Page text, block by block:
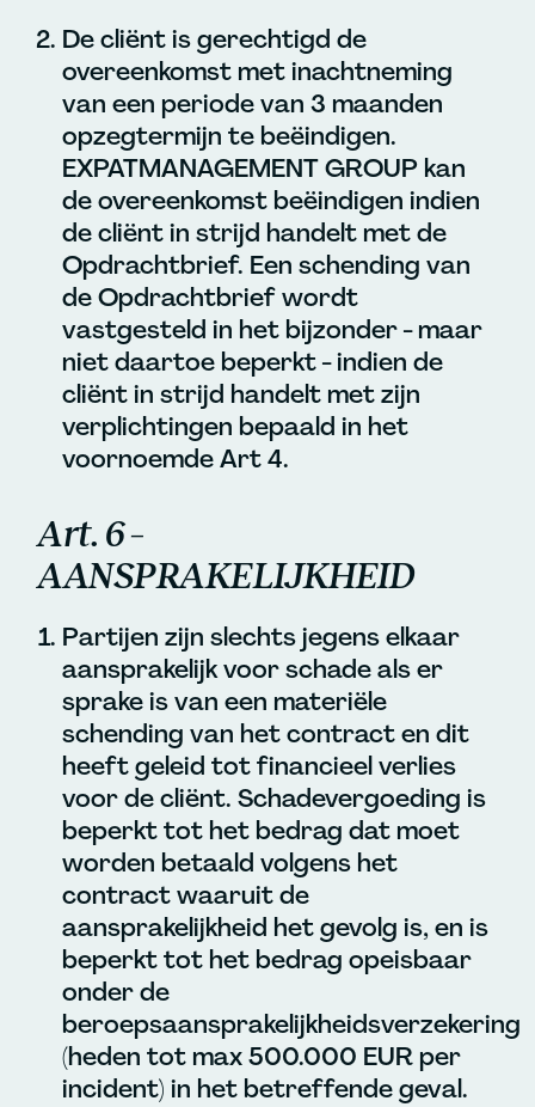
De cliënt is gerechtigd de
overeenkomst met inachtneming
van een periode van 3 maanden
opzegtermijn te beëindigen.
EXPATMANAGEMENT GROUP kan
de overeenkomst beëindigen indien
de cliënt in strijd handelt met de
Opdrachtbrief. Een schending van
de Opdrachtbrief wordt
vastgesteld in het bijzonder - maar
niet daartoe beperkt - indien de
cliënt in strijd handelt met zijn
verplichtingen bepaald in het
voornoemde Art 4.
Art. 6 –
AANSPRAKELIJKHEID
Partijen zijn slechts jegens elkaar
aansprakelijk voor schade als er
sprake is van een materiële
schending van het contract en dit
heeft geleid tot financieel verlies
voor de cliënt. Schadevergoeding is
beperkt tot het bedrag dat moet
worden betaald volgens het
contract waaruit de
aansprakelijkheid het gevolg is, en is
beperkt tot het bedrag opeisbaar
onder de
beroepsaansprakelijkheidsverzekering
(heden tot max 500.000 EUR per
incident) in het betreffende geval.